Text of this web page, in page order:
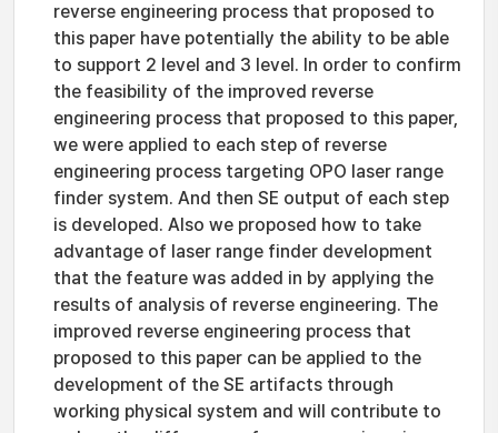
reverse engineering process that proposed to
this paper have potentially the ability to be able
to support 2 level and 3 level. In order to confirm
the feasibility of the improved reverse
engineering process that proposed to this paper,
we were applied to each step of reverse
engineering process targeting OPO laser range
finder system. And then SE output of each step
is developed. Also we proposed how to take
advantage of laser range finder development
that the feature was added in by applying the
results of analysis of reverse engineering. The
improved reverse engineering process that
proposed to this paper can be applied to the
development of the SE artifacts through
working physical system and will contribute to